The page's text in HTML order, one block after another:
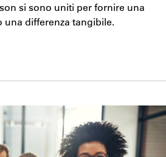
si sono uniti per fornire una
una differenza tangibile.